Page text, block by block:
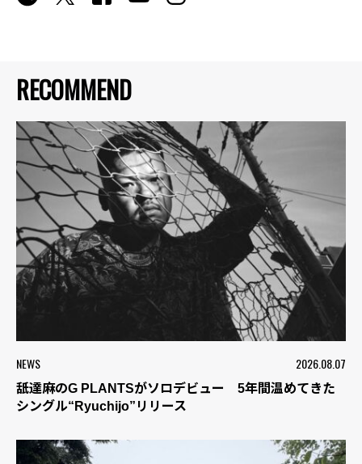
RECOMMEND
NEWS 2026.08.07
舐達麻のG PLANTSがソロデビュー 5年間温めてきた
シングル“Ryuchijo”リリース